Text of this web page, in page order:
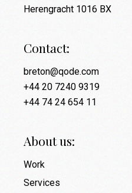
Herengracht 1016 BX
Contact:
breton@qode.com
+44 20 7240 9319
+44 74 24 654 11
About us:
Work
Services